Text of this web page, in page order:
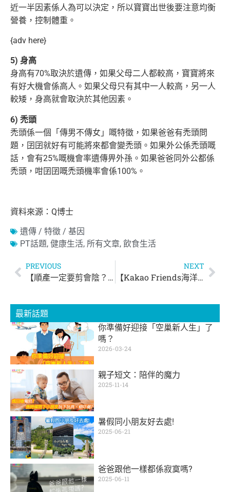
近一半因素係人為可以決定，所以寶寶出世後要注意均衡
營養，控制體重。
{adv here}
5) 身高
身高有70%取決於遺傳，如果父母二人都較高，寶寶將來
有好大機會係高人。如果父母只有其中一人較高，另一人
較矮，身高就會取決於其他因素。
6) 禿頭
禿頭係一個「傳男不傳女」嘅特徵，如果爸爸有禿頭問
題，囝囝就好有可能將來都會變禿頭。如果外公係禿頭嘅
話，會有25%嘅機會率遺傳畀外孫。 如果爸爸同外公都係
禿頭，咁囝囝嘅禿頭機率會係100%。
資料來源：Q博士
遺傳 / 特徵 / 基因
PT話題, 健康生活, 所有文章, 飲食生活
PREVIOUS
【順產一定要剪會陰？】剪會陰的原因和謬誤
NEXT
【Kakao Friends海洋主題期間限定店@銅鑼灣】Ryan公仔任攬兼自拍 + 3米高帆船影相
最新話題
你準備好迎接「空巢新人生」了
嗎？
2026-03-24
親子短文：陪伴的魔力
2025-11-14
暑假同小朋友好去處!
2025-06-21
爸爸跟他一樣都係寂寞嗎?
2025-06-11